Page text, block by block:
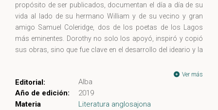
propósito de ser publicados, documentan el día a día de su
vida al lado de su hermano William y de su vecino y gran
amigo Samuel Coleridge, dos de los poetas de los Lagos
más eminentes. Dorothy no solo los apoyó, inspiró y copió
sus obras, sino que fue clave en el desarrollo del ideario y la
presencia vivísima y constante? no se concebía sin el
pensamiento o la emoción humanas. William Wordsworth
decía de su hermana que «me daba ojos, me daba oídos»:
estos diarios atestiguan que esos ojos, esos oídos, eran
Ver más
Editorial:
Alba
Año de edición:
2019
Materia
Literatura anglosajona